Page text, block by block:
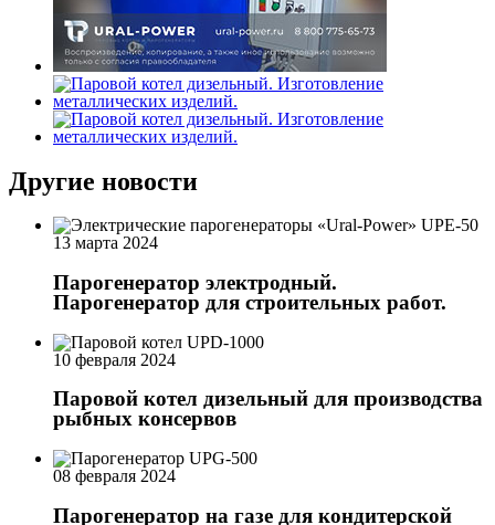
Другие новости
13 марта 2024
Парогенератор электродный.
Парогенератор для строительных работ.
10 февраля 2024
Паровой котел дизельный для производства
рыбных консервов
08 февраля 2024
Парогенератор на газе для кондитерской